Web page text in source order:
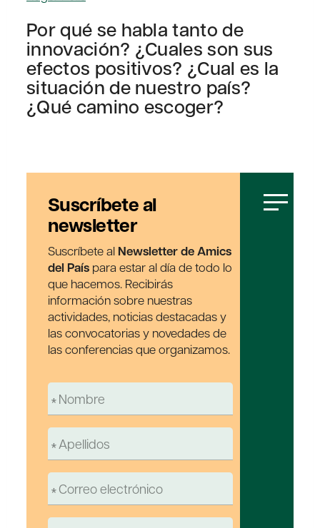
Por qué se habla tanto de
innovación? ¿Cuales son sus
efectos positivos? ¿Cual es la
situación de nuestro país?
¿Qué camino escoger?
Suscríbete al
newsletter
Suscríbete al Newsletter de Amics
del País para estar al día de todo lo
que hacemos. Recibirás
información sobre nuestras
actividades, noticias destacadas y
las convocatorias y novedades de
las conferencias que organizamos.